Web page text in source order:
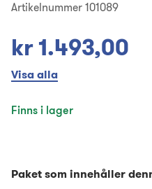
Artikelnummer 101089
kr 1.493,00
Visa alla
Finns i lager
Paket som innehåller